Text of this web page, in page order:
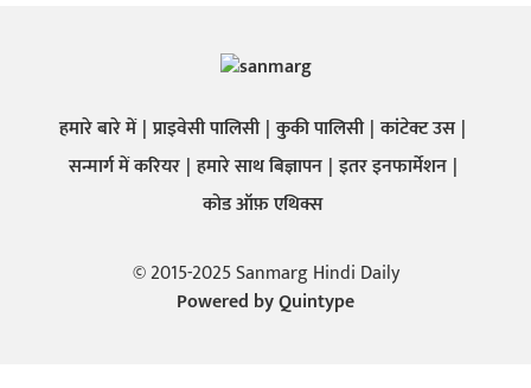
हमारे बारे में प्राइवेसी पालिसी कुकी पालिसी कांटेक्ट उस
सन्मार्ग में करियर हमारे साथ बिज्ञापन इतर इनफार्मेशन
कोड ऑफ़ एथिक्स
© 2015-2025 Sanmarg Hindi Daily
Powered byQuintype